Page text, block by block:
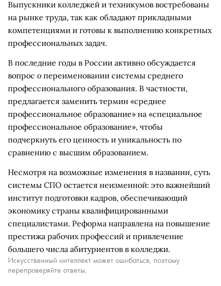
Выпускники колледжей и техникумов востребованы
на рынке труда, так как обладают прикладными
компетенциями и готовы к выполнению конкретных
профессиональных задач.
В последние годы в России активно обсуждается
вопрос о переименовании системы среднего
профессионального образования. В частности,
предлагается заменить термин «среднее
профессиональное образование» на «специальное
профессиональное образование», чтобы
подчеркнуть его ценность и уникальность по
сравнению с высшим образованием.
Несмотря на возможные изменения в названии, суть
системы СПО остается неизменной: это важнейший
институт подготовки кадров, обеспечивающий
экономику страны квалифицированными
специалистами. Реформа направлена на повышение
престижа рабочих профессий и привлечение
большего числа абитуриентов в колледжи.
Искусственный интеллект может ошибаться, поэтому
перепроверяйте ответы.